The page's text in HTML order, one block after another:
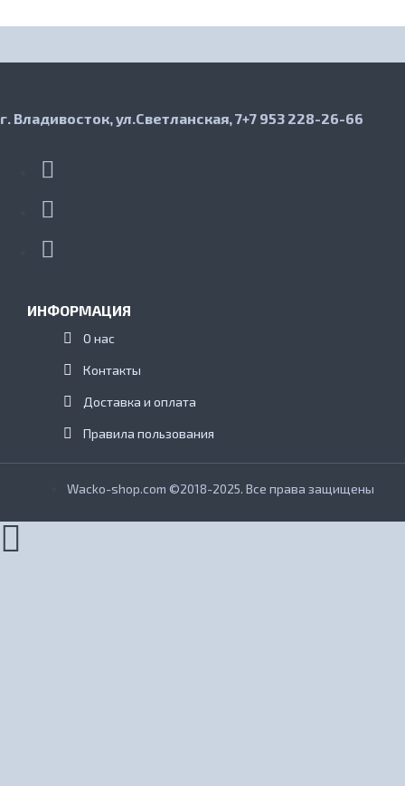
г. Владивосток, ул.Светланская, 7+7 953 228-26-66
ИНФОРМАЦИЯ
О нас
Контакты
Доставка и оплата
Правила пользования
Wacko-shop.com ©2018-2025. Все права защищены